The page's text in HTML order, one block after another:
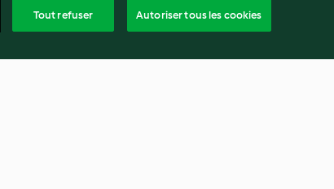
Tout refuser Autoriser tous les cookies